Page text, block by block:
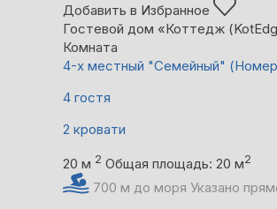
Добавить в Избранное
Гостевой дом «Коттедж
Комната
4-х местный "Семейный"
4 гостя
2 кровати
20 м 2 Общая площадь: 20 м2
700 м до моря Указано